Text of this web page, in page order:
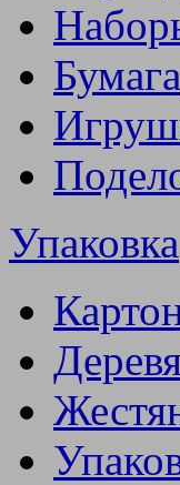
Бумага
Упаковка